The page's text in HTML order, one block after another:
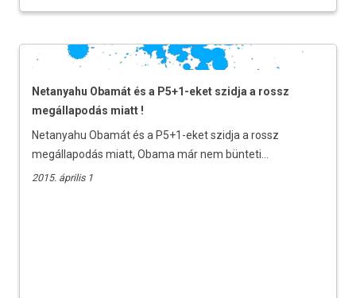
Netanyahu Obamát és a P5+1-eket szidja a rossz
megállapodás miatt !
Netanyahu Obamát és a P5+1-eket szidja a rossz
megállapodás miatt, Obama már nem bünteti...
2015. április 1